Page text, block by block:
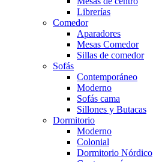
Librerías
Comedor
Aparadores
Mesas Comedor
Sillas de comedor
Sofás
Contemporáneo
Moderno
Sofás cama
Sillones y Butacas
Dormitorio
Moderno
Colonial
Dormitorio Nórdico